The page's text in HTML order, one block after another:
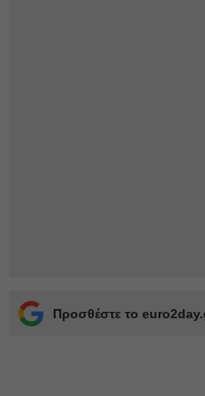
Προσθέστε το